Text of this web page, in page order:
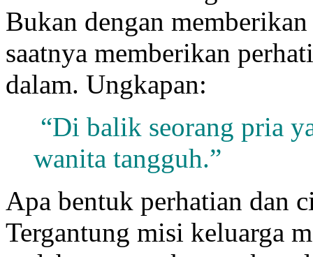
Bukan dengan
saatnya memberikan
dalam. Ungkapan:
“Di balik seorang pria
wanita tangguh.”
Apa bentuk perhatian dan
Tergantung misi keluarga